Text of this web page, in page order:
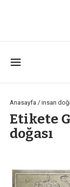
Anasayfa / insan
Etikete
doğası